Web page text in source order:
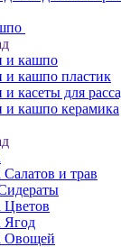
и кашпо
и кашпо пластик
касеты для
и кашпо керамика
и трав
Цветов
Ягод
Овощей